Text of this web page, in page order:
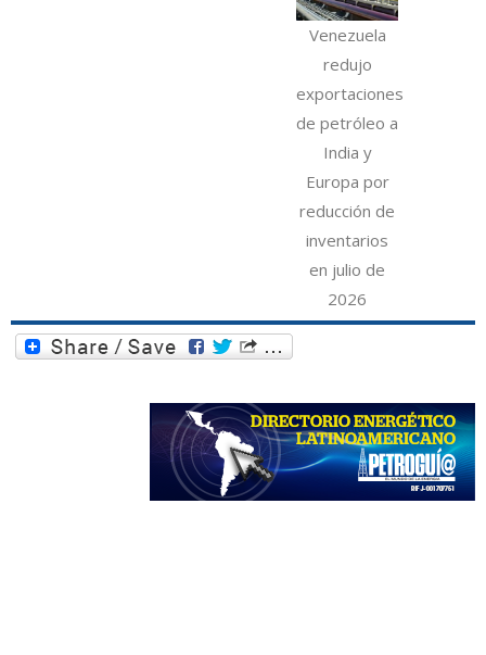
Venezuela
redujo
exportaciones
de petróleo a
India y
Europa por
reducción de
inventarios
en julio de
2026